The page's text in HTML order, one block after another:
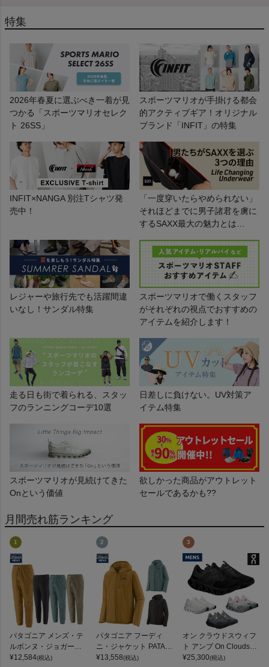
特集
2026年春夏に選ぶべき一着が見
つかる「スポーツマリオセレク
ト 26SS」
スポーツマリオが手掛ける都会
的アクティブギア！オリジナル
ブランド「INFIT」の特集
INFIT×NANGA 別注Tシャツ発
売中！
「一度穿いたらやめられない」
それほどまでに男子諸君を虜に
するSAXX最大の魅力とは…
レジャーや旅行先でも活躍間違
いなし！サンダル特集
スポーツマリオで働くスタッフ
がそれぞれの視点でおすすめの
アイテムを紹介します！
走る日も街で着られる、スタッ
フのランニングコーデ10選
日差しに負けない。UV対策ア
イテム特集
スポーツマリオが見続けてきた
Onという価値
欲しかった商品がアウトレット
セールであるかも??
月間売れ筋ランキング
1
パタゴニア メンズ・テ
ルボンヌ・ジョガーズ
PATAGONIA MS TERR
¥12,584(税込)
2
パタゴニア フーディ
ニ・ジャケット PATAG
ONIA MS HOUDINI JKT
¥13,558(税込)
3
オン クラウドスウィフ
ト アンプ On Cloudswif
t Amp
¥25,300(税込)